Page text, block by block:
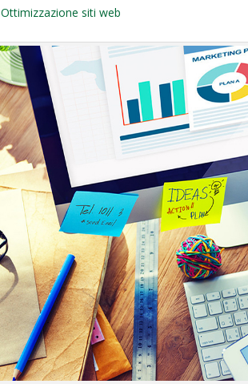
Ottimizzazione siti web